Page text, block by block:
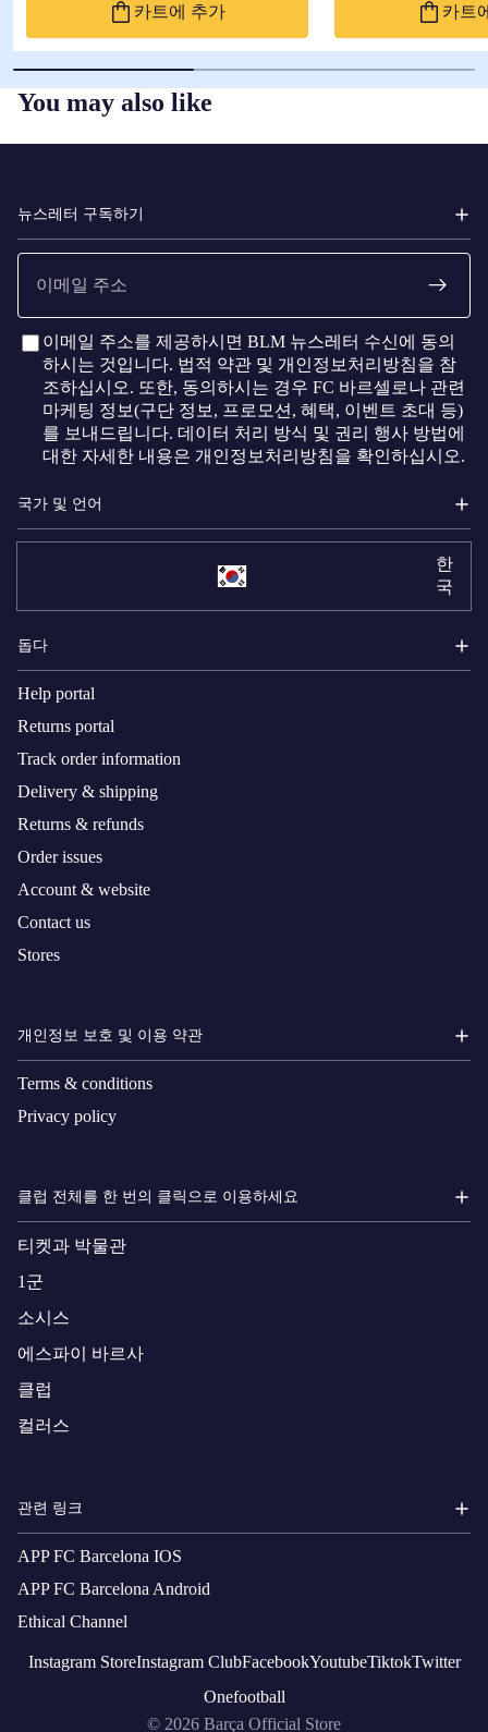
카트에 추가 카트
You may also like
뉴스레터 구독하기
이
이메일 주소를 제공하시면 BLM 뉴스레터 수신에 동의
하시는 것입니다. 법적 약관 및 개인정보처리방침을 참
조하십시오. 또한, 동의하시는 경우 FC 바르셀로나 관련
마케팅 정보(구단 정보, 프로모션, 혜택, 이벤트 초대 등)
를 보내드립니다. 데이터 처리 방식 및 권리 행사 방법에
대한 자세한 내용은 개인정보처리방침을 확인하십시오.
국가 및 언어
한
국
돕다
Help portal
Returns portal
Track order information
Delivery & shipping
Returns & refunds
Order issues
Account & website
Contact us
Stores
개인정보 보호 및 이용 약관
Terms & conditions
Privacy policy
클럽 전체를 한 번의 클릭으로 이용하세요
티켓과 박물관
1군
소시스
에스파이 바르사
클럽
컬러스
관련 링크
APP FC Barcelona IOS
APP FC Barcelona Android
Ethical Channel
Instagram StoreInstagram ClubFacebookYoutubeTiktokTwitter
Onefootball
© 2026 Barça Official Store